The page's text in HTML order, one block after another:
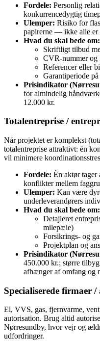
Fordele: Personlig
konkurrencedygtig
Ulemper: Risiko for
papirerne — ikke alle er
Hvad du skal bede om:
Skriftligt tilbud
CVR‑nummer
Referencer eller
Garantiperiode
Prisindikator
for almindelig
12.000 kr.
Totalentreprise /
Når projektet er komplekst
totalentreprise attraktivt: én
vil minimere
Fordele: Én aktør
konflikter mellem
Ulemper: Kan være
underleverandørers
Hvad du skal bede om:
Detajleret
milepæle)
Forsikrings- og
Projektplan og
Prisindikator
450.000 kr.; større
afhænger af omfang og
Specialiserede firmaer
El, VVS, gas, fjernvarme,
autorisation. Brug altid
Nørresundby, hvor vejr og
udfordringer.